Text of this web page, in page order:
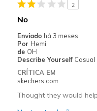
Sizing
View On Shoes
2
No
Enviado há 3 meses
Por Hemi
de OH
Describe Yourself Casual
CRÍTICA EM
skechers.com
Thought they would